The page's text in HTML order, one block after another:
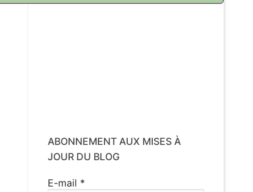
ABONNEMENT AUX MISES À
JOUR DU BLOG
E-mail *